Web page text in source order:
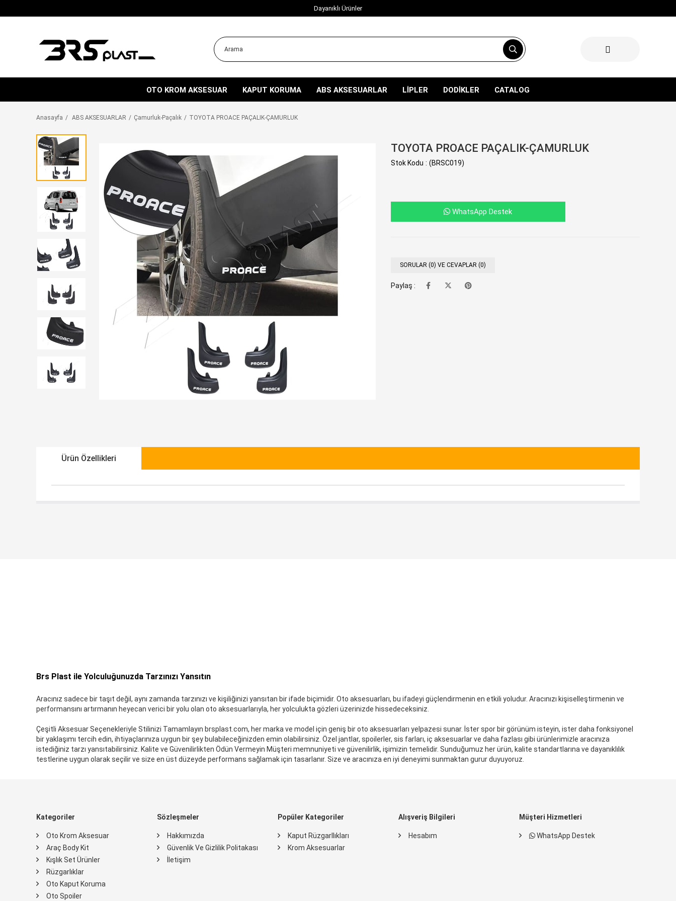
Dayanıklı Ürünler
OTO KROM AKSESUAR KAPUT KORUMA ABS AKSESUARLAR LİPLER DODİKLER CATALOG
Anasayfa ABS AKSESUARLAR Çamurluk-Paçalık TOYOTA PROACE PAÇALIK-ÇAMURLUK
TOYOTA PROACE PAÇALIK-ÇAMURLUK
Stok Kodu (BRSC019)
WhatsApp Destek
SORULAR (0) VE CEVAPLAR (0)
Paylaş :
Ürün Özellikleri
Brs Plast ile Yolculuğunuzda Tarzınızı Yansıtın
Aracınız sadece bir taşıt değil, aynı zamanda tarzınızı ve kişiliğinizi yansıtan bir ifade biçimidir. Oto aksesuarları, bu ifadeyi güçlendirmenin en etkili yoludur. Aracınızı kişiselleştirmenin ve
performansını artırmanın heyecan verici bir yolu olan oto aksesuarlarıyla, her yolculukta gözleri üzerinizde hissedeceksiniz.
Çeşitli Aksesuar Seçenekleriyle Stilinizi Tamamlayın brsplast.com, her marka ve model için geniş bir oto aksesuarları yelpazesi sunar. İster spor bir görünüm isteyin, ister daha fonksiyonel
bir yaklaşımı tercih edin, ihtiyaçlarınıza uygun bir şey bulabileceğinizden emin olabilirsiniz. Özel jantlar, spoilerler, sis farları, iç aksesuarlar ve daha fazlası gibi ürünlerimizle aracınıza
istediğiniz tarzı yansıtabilirsiniz. Kalite ve Güvenilirlikten Ödün Vermeyin Müşteri memnuniyeti ve güvenilirlik, işimizin temelidir. Sunduğumuz her ürün, kalite standartlarına ve dayanıklılık
testlerine uygun olarak seçilir ve size en üst düzeyde performans sağlamak için tasarlanır. Size ve aracınıza en iyi deneyimi sunmaktan gurur duyuyoruz.
Kategoriler
Oto Krom Aksesuar
Araç Body Kit
Kışlık Set Ürünler
Rüzgarlıklar
Oto Kaput Koruma
Oto Spoiler
Sözleşmeler
Hakkımızda
Güvenlik Ve Gizlilik Politakası
İletişim
Popüler Kategoriler
Kaput Rüzgarllıkları
Krom Aksesuarlar
Alışveriş Bilgileri
Hesabım
Müşteri Hizmetleri
WhatsApp Destek